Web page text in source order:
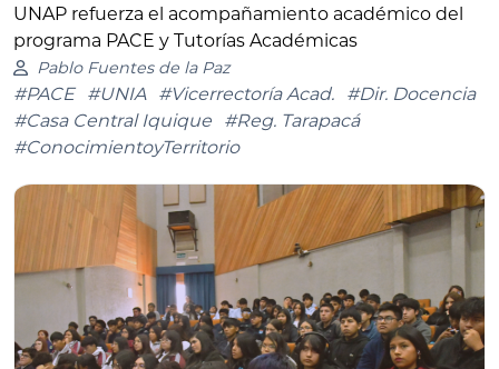
UNAP refuerza el acompañamiento académico del
programa PACE y Tutorías Académicas
Pablo Fuentes de la Paz
#PACE #UNIA #Vicerrectoría Acad.
#Dir. Docencia
#Casa Central Iquique
#Reg. Tarapacá
#ConocimientoyTerritorio